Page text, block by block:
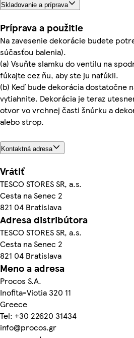
Skladovanie a príprava
Príprava a použitie
Na zavesenie dekorácie budete
súčasťou balenia).
(a) Vsuňte slamku do ventilu na
fúkajte cez ňu, aby ste ju nafúkli.
(b) Keď bude dekorácia dostatočne
vytiahnite. Dekorácia je teraz
otvor vo vrchnej časti šnúrku a
alebo strop.
Kontaktná adresa
Vrátiť
TESCO STORES SR, a.s.
Cesta na Senec 2
821 04 Bratislava
Adresa distribútora
TESCO STORES SR, a.s.
Cesta na Senec 2
821 04 Bratislava
Meno a adresa
Procos S.A.
Inofita-Viotia 320 11
Greece
Tel: +30 22620 31434
info@procos.gr